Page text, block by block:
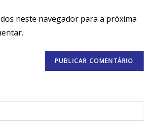
neste navegador para a próxima